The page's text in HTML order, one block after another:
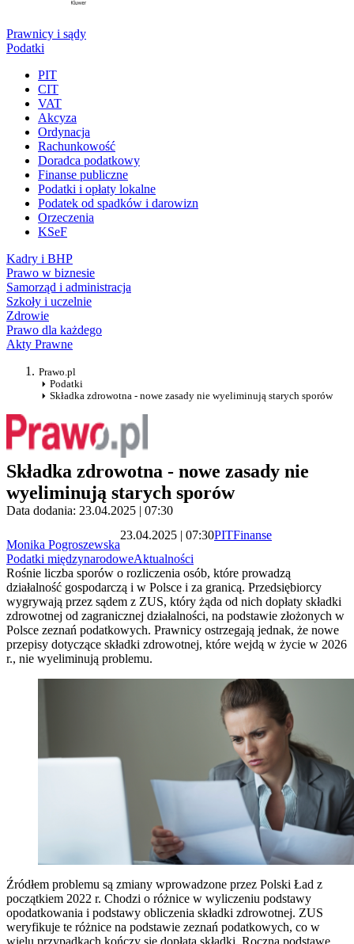
Prawnicy i sądy
Podatki
PIT
CIT
VAT
Akcyza
Ordynacja
Rachunkowość
Doradca podatkowy
Finanse publiczne
Podatki i opłaty lokalne
Podatek od spadków i darowizn
Orzeczenia
KSeF
Kadry i BHP
Prawo w biznesie
Samorząd i administracja
Szkoły i uczelnie
Zdrowie
Prawo dla każdego
Akty Prawne
Prawo.pl
Podatki
Składka zdrowotna - nowe zasady nie wyeliminują starych sporów
Składka zdrowotna - nowe zasady nie
wyeliminują starych sporów
Data dodania: 23.04.2025 | 07:30
Monika Pogroszewska
23.04.2025 | 07:30PITFinanse
Podatki międzynarodoweAktualności
Rośnie liczba sporów o rozliczenia osób, które prowadzą
działalność gospodarczą i w Polsce i za granicą. Przedsiębiorcy
wygrywają przez sądem z ZUS, który żąda od nich dopłaty składki
zdrowotnej od zagranicznej działalności, na podstawie złożonych w
Polsce zeznań podatkowych. Prawnicy ostrzegają jednak, że nowe
przepisy dotyczące składki zdrowotnej, które wejdą w życie w 2026
r., nie wyeliminują problemu.
Źródłem problemu są zmiany wprowadzone przez Polski Ład z
początkiem 2022 r. Chodzi o różnice w wyliczeniu podstawy
opodatkowania i podstawy obliczenia składki zdrowotnej. ZUS
weryfikuje te różnice na podstawie zeznań podatkowych, co w